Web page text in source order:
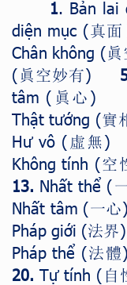
1. Bản lai
diện mục (真面
Chân không ( 眞
( 眞空妙有)
tâm ( 眞心 )
Thật tướng (實
Hư vô ( 虛無 )
Không tính (空
13. Nhất thể (
Nhất tâm (一心
Pháp giới (法界
Pháp thể (法體
20. Tự tính ( 自